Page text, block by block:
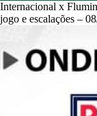
Internacional x
jogo e escalações –